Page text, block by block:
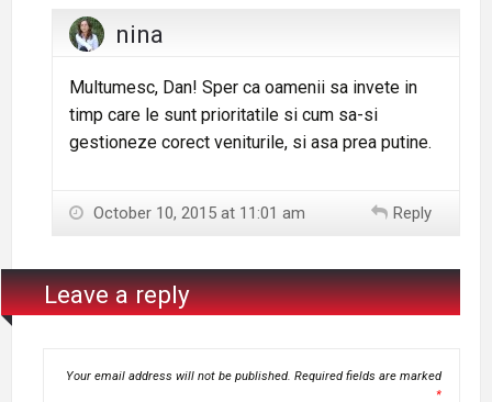
nina
Multumesc, Dan! Sper ca oamenii sa invete in
timp care le sunt prioritatile si cum sa-si
gestioneze corect veniturile, si asa prea putine.
October 10, 2015 at 11:01 am Reply
Leave a reply
Your email address will not be published. Required fields are marked
*